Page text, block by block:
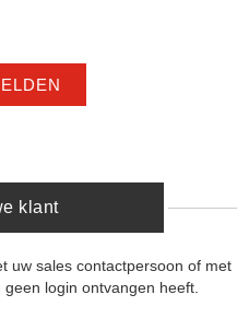
klant
uw sales contactpersoon of met
login ontvangen heeft.